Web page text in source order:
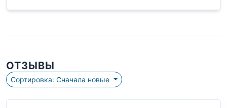
ОТЗЫВЫ
Сортировка: Сначала новые